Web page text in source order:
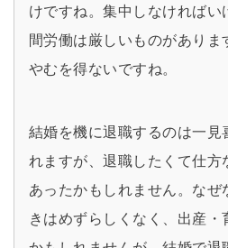
けですね。集中しなければ
間労働は厳しいものがありま
やむを得ないですね。
結婚を機に退職するのは一見
れますが、退職したくて仕
あったかもしれません。なぜ
きはめずらしくなく、出産